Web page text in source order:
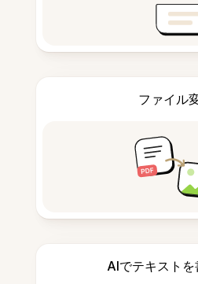
ファイル
AIでテキストを